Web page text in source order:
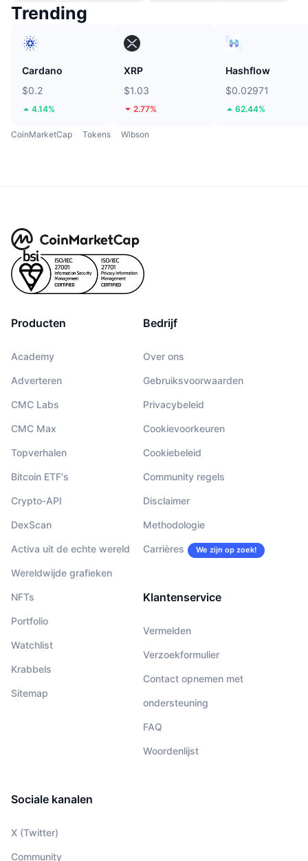
Trending
Cardano
$0.2
4.14%
XRP
$1.03
2.77%
Hashflow
$0.02971
62.44%
CoinMarketCap Tokens Wibson
Producten
Academy
Adverteren
CMC Labs
CMC Max
Topverhalen
Bitcoin ETF's
Crypto-API
DexScan
Activa uit de echte wereld
Wereldwijde grafieken
NFTs
Portfolio
Watchlist
Krabbels
Sitemap
Bedrijf
Over ons
Gebruiksvoorwaarden
Privacybeleid
Cookievoorkeuren
Cookiebeleid
Community regels
Disclaimer
Methodologie
Carrières We zijn op zoek!
Klantenservice
Vermelden
Verzoekformulier
Contact opnemen met
ondersteuning
FAQ
Woordenlijst
Sociale kanalen
X (Twitter)
Community